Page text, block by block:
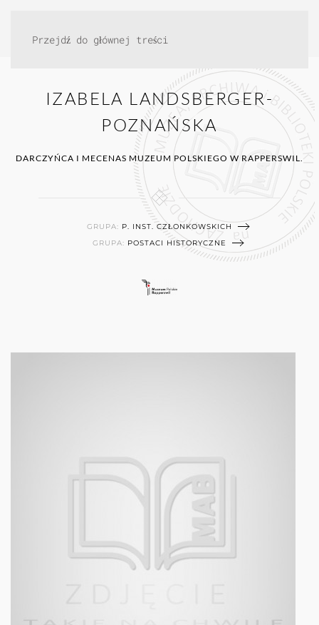
Przejdź do głównej treści
IZABELA LANDSBERGER-
POZNAŃSKA
DARCZYŃCA I MECENAS MUZEUM POLSKIEGO W RAPPERSWIL.
GRUPA: P. INST. CZŁONKOWSKICH
GRUPA: POSTACI HISTORYCZNE